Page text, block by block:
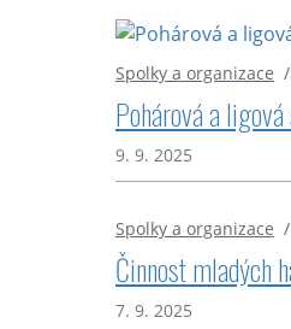
Spolky a organizace /
Pohárová a
9. 9. 2025
Spolky a organizace /
Činnost mladých
7. 9. 2025